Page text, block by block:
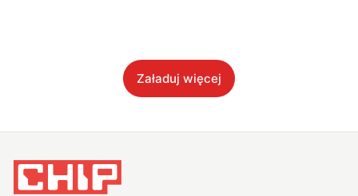
Załaduj więcej